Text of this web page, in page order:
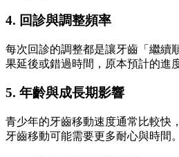
4. 回診與調整頻率
每次回診的調整都是讓牙齒「繼續
果延後或錯過時間，原本預計的進
5. 年齡與成長期影響
青少年的牙齒移動速度通常比較快
牙齒移動可能需要更多耐心與時間。